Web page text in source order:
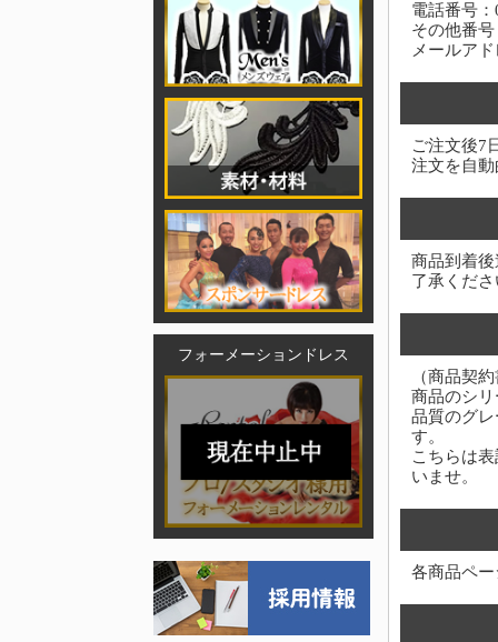
フォーメーションドレス
電話番号
その他番
メールア
ご注文後7
注文を自
商品到着
了承くだ
（商品契
商品のシ
品質のグ
す。
こちらは
いませ。
各商品ペ